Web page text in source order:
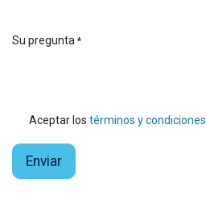
Su pregunta *
Aceptar los términos y condiciones
Enviar